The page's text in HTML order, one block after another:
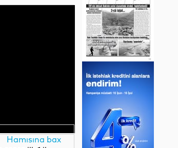
×
Hamısına bax